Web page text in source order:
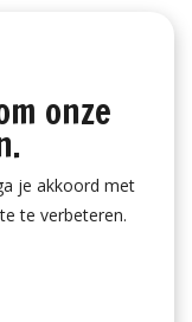
onze
je akkoord met
te verbeteren.